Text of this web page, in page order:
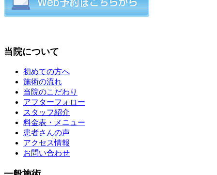
当院について
初めての方へ
施術の流れ
当院のこだわり
アフターフォロー
スタッフ紹介
料金表・メニュー
患者さんの声
アクセス情報
お問い合わせ